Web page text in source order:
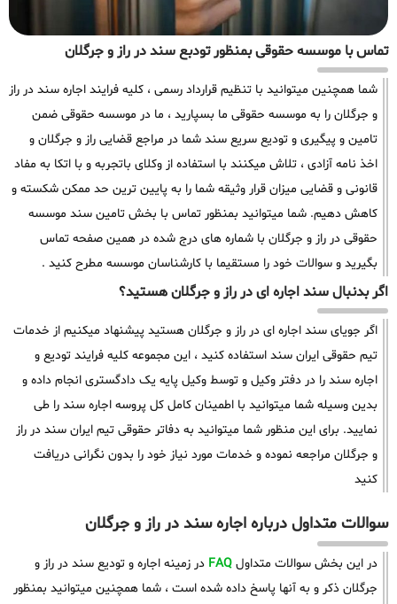
تماس با موسسه حقوقی بمنظور تودبع سند در راز و جرگلان
شما همچنین میتوانید با تنظیم قرارداد رسمی ، کلیه فرایند اجاره سند در راز
و جرگلان را به موسسه حقوقی ما بسپارید ، ما در موسسه حقوقی ضمن
تامین و پیگیری و تودیع سریع سند شما در مراجع قضایی راز و جرگلان و
اخذ نامه آزادی ، تلاش میکنند با استفاده از وکلای باتجربه و با اتکا به مفاد
قانونی و قضایی میزان قرار وثیقه شما را به پایین ترین حد ممکن شکسته و
کاهش دهیم. شما میتوانید بمنظور تماس با بخش تامین سند موسسه
حقوقی در راز و جرگلان با شماره های درج شده در همین صفحه تماس
بگیرید و سوالات خود را مستقیما با کارشناسان موسسه مطرح کنید .
اگر بدنبال سند اجاره ای در راز و جرگلان هستید؟
اگر جویای سند اجاره ای در راز و جرگلان هستید پیشنهاد میکنیم از خدمات
تیم حقوقی ایران سند استفاده کنید ، این مجموعه کلیه فرایند تودیع و
اجاره سند را در دفتر وکیل و توسط وکیل پایه یک دادگستری انجام داده و
بدین وسیله شما میتوانید با اطمینان کامل کل پروسه اجاره سند را طی
نمایید. برای این منظور شما میتوانید به دفاتر حقوقی تیم ایران سند در راز
و جرگلان مراجعه نموده و خدمات مورد نیاز خود را بدون نگرانی دریافت
کنید
سوالات متداول درباره اجاره سند در راز و جرگلان
در این بخش سوالات متداول FAQ در زمینه اجاره و تودیع سند در راز و
جرگلان ذکر و به آنها پاسخ داده شده است ، شما همچنین میتوانید بمنظور